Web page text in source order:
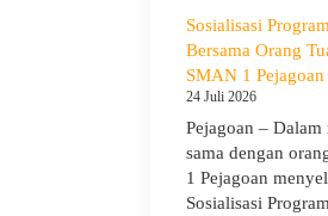
Anak
Sosialisasi
Bersama Orang
SMAN 1
24 Juli 2026
Pejagoan –
sama dengan
1 Pejagoan
Sosialisasi